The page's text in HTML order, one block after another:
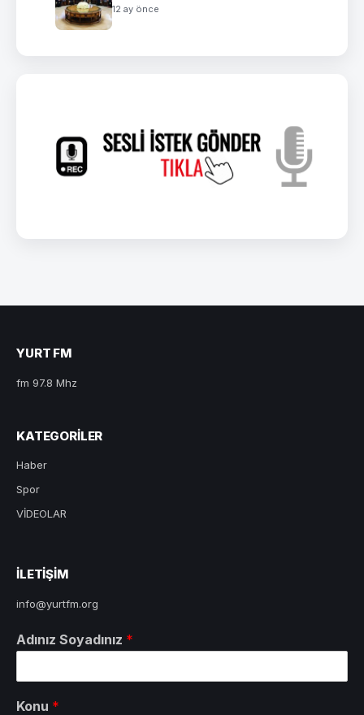
12 ay önce
YURT FM
fm 97.8 Mhz
KATEGORILER
Haber
Spor
VİDEOLAR
ILETIŞIM
info@yurtfm.org
Adınız Soyadınız *
Konu *